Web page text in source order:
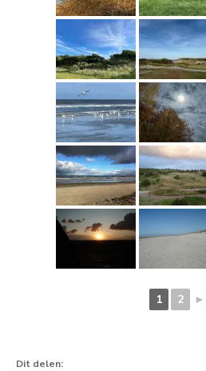
1 2 ►
Dit delen: